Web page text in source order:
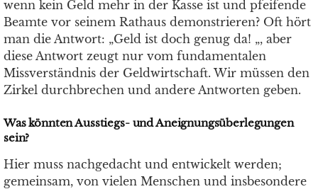
wenn kein Geld mehr in der Kasse ist und pfeifende
Beamte vor seinem Rathaus demonstrieren? Oft hört
man die Antwort: „Geld ist doch genug da! „, aber
diese Antwort zeugt nur vom fundamentalen
Missverständnis der Geldwirtschaft. Wir müssen den
Zirkel durchbrechen und andere Antworten geben.
Was könnten Ausstiegs- und Aneignungsüberlegungen
sein?
Hier muss nachgedacht und entwickelt werden;
gemeinsam, von vielen Menschen und insbesondere